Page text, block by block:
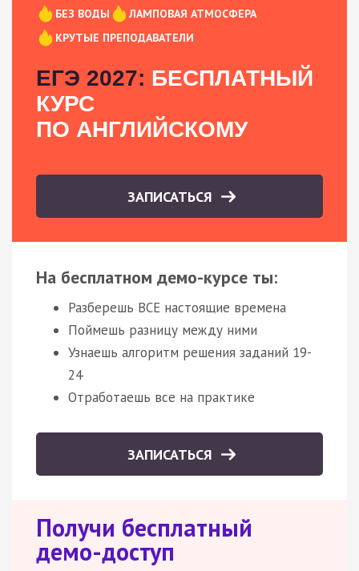
БЕЗ ВОДЫ
ЛАМПОВАЯ АТМОСФЕРА
КРУТЫЕ ПРЕПОДАВАТЕЛИ
ЕГЭ 2027: БЕСПЛАТНЫЙ
КУРС
ПО АНГЛИЙСКОМУ
ЗАПИСАТЬСЯ
На бесплатном демо-курсе ты:
Разберешь ВСЕ настоящие времена
Поймешь разницу между ними
Узнаешь алгоритм решения заданий 19-
24
Отработаешь все на практике
ЗАПИСАТЬСЯ
Получи бесплатный
демо-доступ